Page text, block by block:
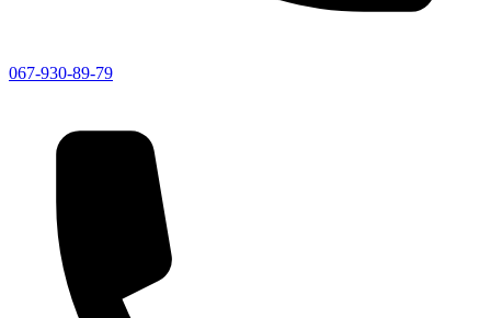
067-930-89-79